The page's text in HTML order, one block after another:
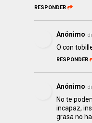
RESPONDER
Anónimo
O con
RESPONDER
Anónimo
No te
incapaz,
grasa no